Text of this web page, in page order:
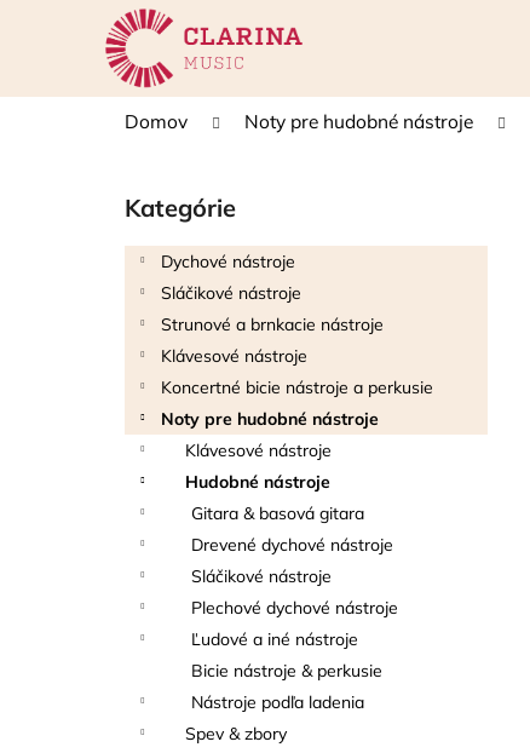
Domov Noty pre hudobné nástroje
Preskočiť
kategórie
Kategórie
Dychové nástroje
Sláčikové nástroje
Strunové a brnkacie nástroje
Klávesové nástroje
Koncertné bicie nástroje a perkusie
Noty pre hudobné nástroje
Klávesové nástroje
Hudobné nástroje
Gitara & basová gitara
Drevené dychové nástroje
Sláčikové nástroje
Plechové dychové nástroje
Ľudové a iné nástroje
Bicie nástroje & perkusie
Nástroje podľa ladenia
Spev & zbory
í
Späť
do
Späť
do
THOMANN FLOW-BALL
3 €